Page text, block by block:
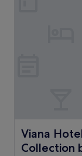
Viana
Collection
Viana Hotel